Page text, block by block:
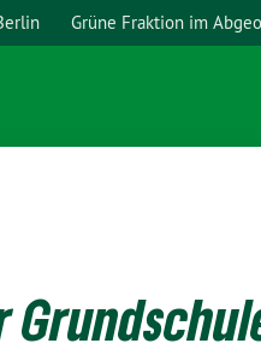
Grüne Fraktion im